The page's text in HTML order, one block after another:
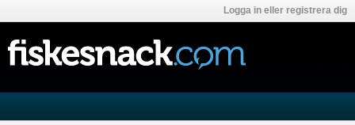
Logga in eller registrera dig